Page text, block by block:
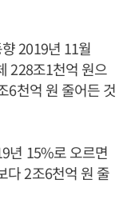
2019년 11월
228조1천억 원으
6천억 원 줄어든 것
년 15%로 오르면
다 2조6천억 원 줄